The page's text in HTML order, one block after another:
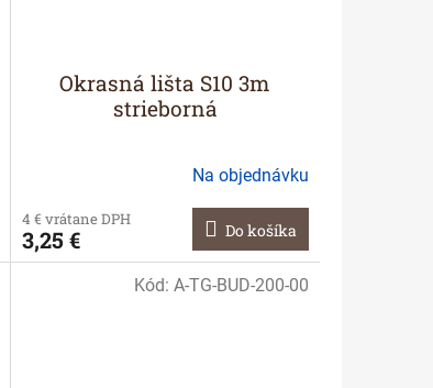
Okrasná lišta S10 3m
strieborná
Na objednávku
4 € vrátane DPH
3,25 € Do košíka
Kód: A-TG-BUD-200-00